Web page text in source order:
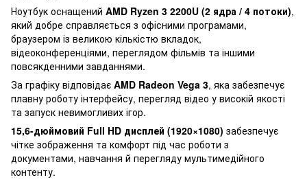
Ноутбук оснащений AMD Ryzen 3 2200U (2 ядра / 4 потоки),
який добре справляється з офісними програмами,
браузером із великою кількістю вкладок,
відеоконференціями, переглядом фільмів та іншими
повсякденними завданнями.
За графіку відповідає AMD Radeon Vega 3, яка забезпечує
плавну роботу інтерфейсу, перегляд відео у високій якості
та запуск невимогливих ігор.
15,6-дюймовий Full HD дисплей (1920×1080) забезпечує
чітке зображення та комфорт під час роботи з
документами, навчання й перегляду мультимедійного
контенту.